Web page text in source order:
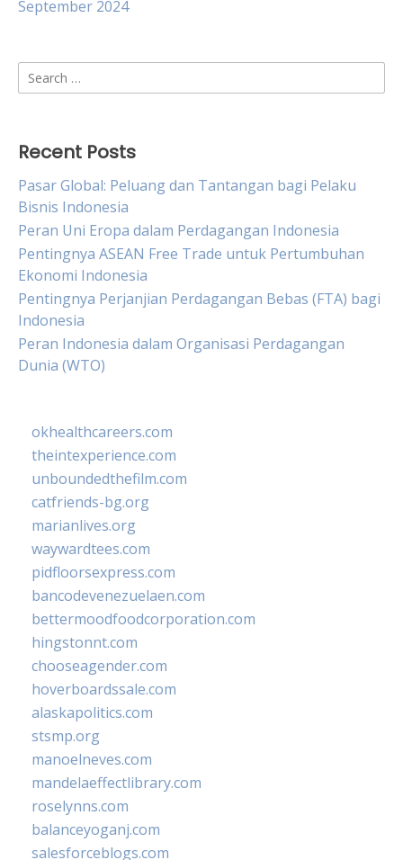
September 2024
Search
for:
Recent Posts
Pasar Global: Peluang dan Tantangan bagi Pelaku
Bisnis Indonesia
Peran Uni Eropa dalam Perdagangan Indonesia
Pentingnya ASEAN Free Trade untuk Pertumbuhan
Ekonomi Indonesia
Pentingnya Perjanjian Perdagangan Bebas (FTA) bagi
Indonesia
Peran Indonesia dalam Organisasi Perdagangan
Dunia (WTO)
okhealthcareers.com
theintexperience.com
unboundedthefilm.com
catfriends-bg.org
marianlives.org
waywardtees.com
pidfloorsexpress.com
bancodevenezuelaen.com
bettermoodfoodcorporation.com
hingstonnt.com
chooseagender.com
hoverboardssale.com
alaskapolitics.com
stsmp.org
manoelneves.com
mandelaeffectlibrary.com
roselynns.com
balanceyoganj.com
salesforceblogs.com